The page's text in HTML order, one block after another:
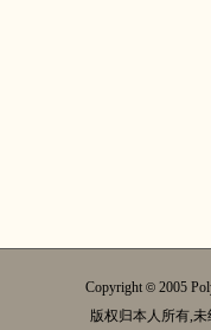
Copyright© 2005
版权归本人所有,